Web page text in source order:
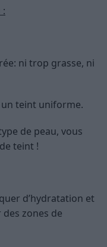
ni trop grasse, ni
teint uniforme.
de peau, vous
teint !
d’hydratation et
zones de